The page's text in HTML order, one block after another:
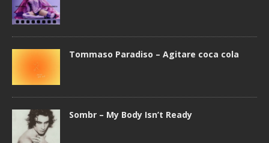
Tommaso Paradiso – Agitare coca cola
Sombr – My Body Isn’t Ready